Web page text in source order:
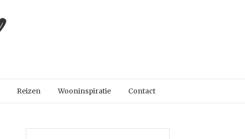
Reizen Wooninspiratie Contact